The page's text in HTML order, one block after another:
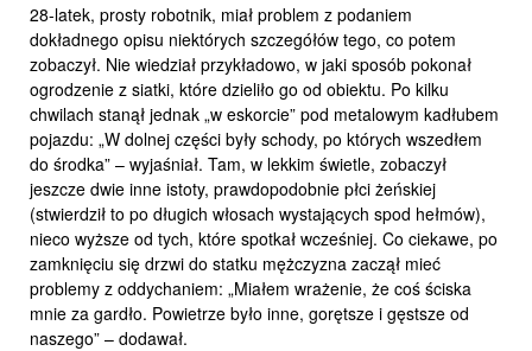
28-latek, prosty robotnik, miał problem z podaniem
dokładnego opisu niektórych szczegółów tego, co potem
zobaczył. Nie wiedział przykładowo, w jaki sposób pokonał
ogrodzenie z siatki, które dzieliło go od obiektu. Po kilku
chwilach stanął jednak „w eskorcie” pod metalowym kadłubem
pojazdu: „W dolnej części były schody, po których wszedłem
do środka” – wyjaśniał. Tam, w lekkim świetle, zobaczył
jeszcze dwie inne istoty, prawdopodobnie płci żeńskiej
(stwierdził to po długich włosach wystających spod hełmów),
nieco wyższe od tych, które spotkał wcześniej. Co ciekawe, po
zamknięciu się drzwi do statku mężczyzna zaczął mieć
problemy z oddychaniem: „Miałem wrażenie, że coś ściska
mnie za gardło. Powietrze było inne, gorętsze i gęstsze od
naszego” – dodawał.